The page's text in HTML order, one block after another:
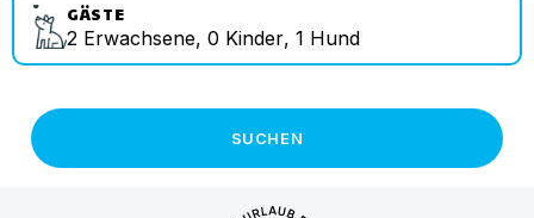
GÄSTE
2 Erwachsene, 0 Kinder, 1 Hund
SUCHEN